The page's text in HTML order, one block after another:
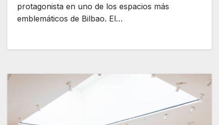
protagonista en uno de los espacios más
emblemáticos de Bilbao. El…